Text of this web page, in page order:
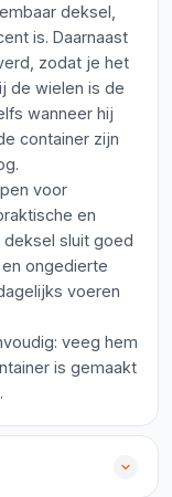
deksel,
is. Daarnaast
zodat je het
de wielen is de
wanneer hij
container zijn
voor
en
deksel sluit goed
ongedierte
voeren
veeg hem
is gemaakt